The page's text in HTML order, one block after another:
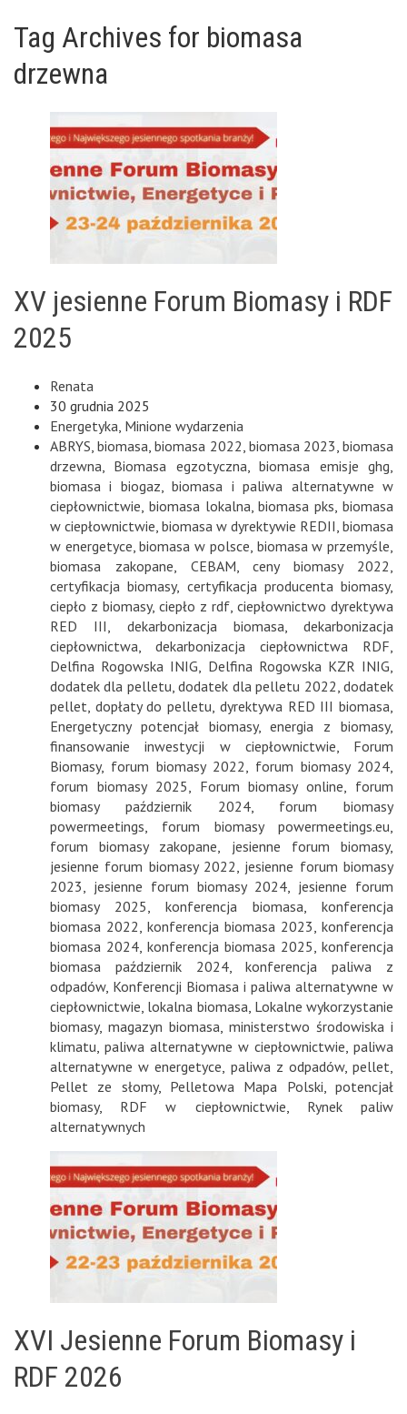
Tag Archives for biomasa
drzewna
XV jesienne Forum Biomasy i RDF
2025
Renata
30 grudnia 2025
Energetyka Minione wydarzenia
ABRYS ,biomasa ,biomasa 2022 biomasa 2023 ,biomasa
drzewna
Biomasa egzotyczna ,biomasa emisje ghg
biomasa i biogaz ,biomasa i paliwa alternatywne w
ciepłownictwie biomasa lokalna ,biomasa pks ,biomasa
w ciepłownictwie biomasa w dyrektywie REDII biomasa
w energetyce ,biomasa w polsce biomasa w przemyśle
biomasa zakopane
CEBAM ,ceny biomasy 2022
certyfikacja biomasy, certyfikacja producenta biomasy,
ciepło z biomasy, ciepło z rdf ciepłownictwo dyrektywa
RED III
dekarbonizacja biomasa
dekarbonizacja
ciepłownictwa
dekarbonizacja ciepłownictwa RDF
Delfina Rogowska INIG
Delfina Rogowska KZR INIG
dodatek dla pelletu ,dodatek dla pelletu 2022 ,dodatek
pellet dopłaty do pelletu dyrektywa RED III biomasa
Energetyczny potencjał biomasy,energia z biomasy,
finansowanie inwestycji w ciepłownictwie
Forum
Biomasy, forum biomasy 2022 forum biomasy 2024
forum biomasy 2025
Forum biomasy online
forum
biomasy październik 2024, forum biomasy
powermeetings
forum biomasy powermeetings.eu
forum biomasy zakopane
jesienne forum biomasy,
jesienne forum biomasy 2022 jesienne forum biomasy
2023
jesienne forum biomasy 2024
jesienne forum
biomasy 2025
konferencja biomasa
konferencja
biomasa 2022 konferencja biomasa 2023 konferencja
biomasa 2024 konferencja biomasa 2025 konferencja
biomasa październik 2024,konferencja paliwa z
odpadów, Konferencji Biomasa i paliwa alternatywne w
ciepłownictwie lokalna biomasa Lokalne wykorzystanie
biomasy, magazyn biomasa ministerstwo środowiska i
klimatu paliwa alternatywne w ciepłownictwie paliwa
alternatywne w energetyce paliwa z odpadów,pellet
Pellet ze słomy, Pelletowa Mapa Polski ,potencjał
biomasy, RDF w ciepłownictwie
Rynek paliw
alternatywnych
XVI Jesienne Forum Biomasy i
RDF 2026